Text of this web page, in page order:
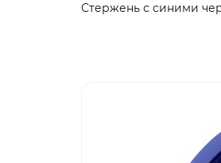
Стержень с синими